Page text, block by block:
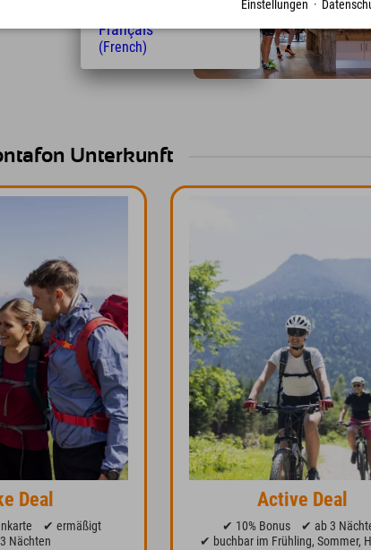
Unterkunft
Deal
✔ ermäßigt
Nächten
Active Deal
✔ 10% Bonus
✔ ab 3
✔ buchbar im Frühling, Sommer,
Einstellungen ·
Français
(French)